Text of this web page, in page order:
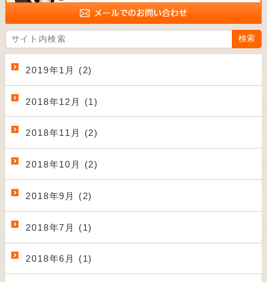
2019年1月 (2)
2018年12月 (1)
2018年11月 (2)
2018年10月 (2)
2018年9月 (2)
2018年7月 (1)
2018年6月 (1)